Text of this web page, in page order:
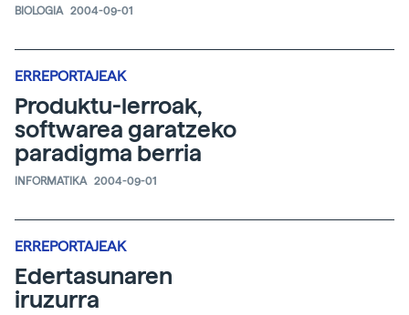
BIOLOGIA 2004-09-01
ERREPORTAJEAK
Produktu-lerroak,
softwarea garatzeko
paradigma berria
INFORMATIKA 2004-09-01
ERREPORTAJEAK
Edertasunaren
iruzurra